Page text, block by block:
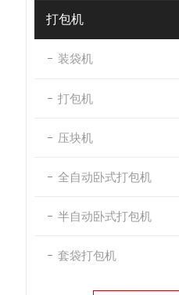
打包机
装袋机
打包机
压块机
全自动卧式打包机
半自动卧式打包机
套袋打包机